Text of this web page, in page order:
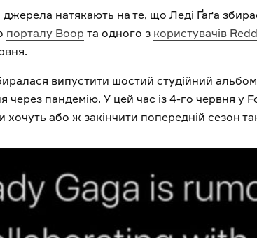
натякають на те, що Леді Ґаґа
порталу Boop та одного з користувачів
випустити шостий студійний
через пандемію. У цей час із 4-го червня
хочуть або ж закінчити попередній сезон